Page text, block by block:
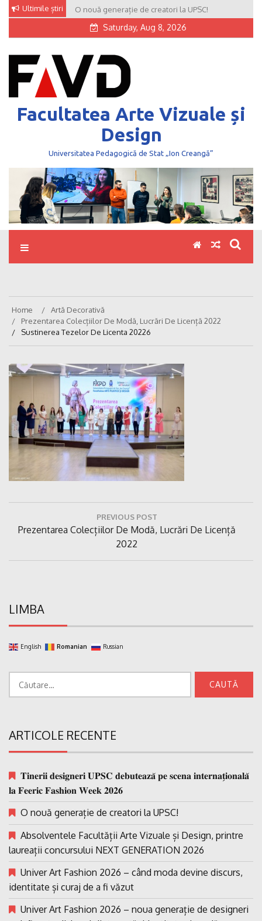
Skip
content
Ultimile știri O nouă generație de creatori la UPSC!
Saturday, Aug 8, 2026
Facultatea Arte Vizuale și
Design
Universitatea Pedagogică de Stat „Ion Creangă”
Home
Artă Decorativă
Prezentarea Colecțiilor De Modă, Lucrări De Licență 2022
Sustinerea Tezelor De Licenta 20226
articole
PREVIOUS POST
Previous
Prezentarea Colecțiilor De Modă, Lucrări De Licență
2022
LIMBA
English Romanian Russian
ARTICOLE RECENTE
𝐓𝐢𝐧𝐞𝐫𝐢𝐢 𝐝𝐞𝐬𝐢𝐠𝐧𝐞𝐫𝐢 𝐔𝐏𝐒𝐂 𝐝𝐞𝐛𝐮𝐭𝐞𝐚𝐳𝐚̆ 𝐩𝐞 𝐬𝐜𝐞𝐧𝐚 𝐢𝐧𝐭𝐞𝐫𝐧𝐚𝐭̗𝐢𝐨𝐧𝐚𝐥𝐚̆
𝐥𝐚 𝐅𝐞𝐞𝐫𝐢𝐜 𝐅𝐚𝐬𝐡𝐢𝐨𝐧 𝐖𝐞𝐞𝐤 𝟐𝟎𝟐𝟔
O nouă generație de creatori la UPSC!
Absolventele Facultății Arte Vizuale și Design, printre
laureații concursului NEXT GENERATION 2026
Univer Art Fashion 2026 – când moda devine discurs,
identitate și curaj de a fi văzut
Univer Art Fashion 2026 – noua generație de designeri